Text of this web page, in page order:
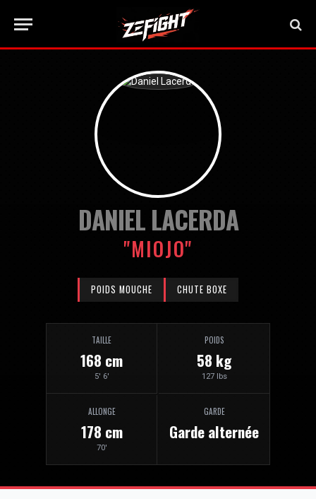
DANIEL LACERDA
"MIOJO"
POIDS MOUCHE CHUTE BOXE
TAILLE
168 cm
5' 6'
POIDS
58 kg
127 lbs
ALLONGE
178 cm
70'
GARDE
Garde alternée